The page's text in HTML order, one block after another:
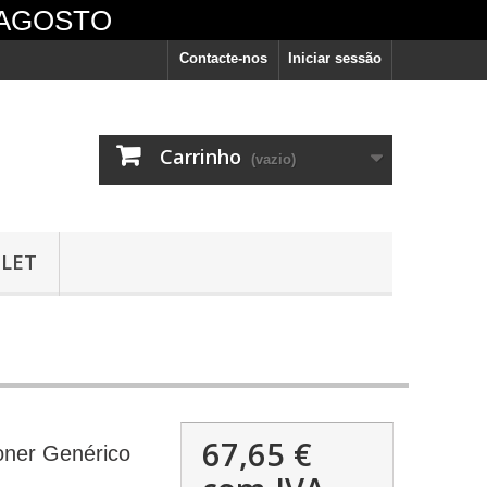
Iniciar sessão
Contacte-nos
Carrinho (vazio)
Genérico
67,65 €